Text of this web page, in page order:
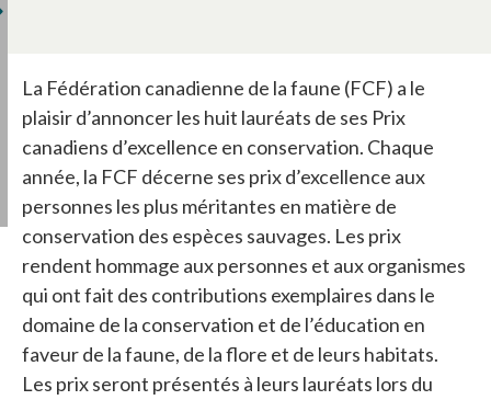
La Fédération canadienne de la faune (FCF) a le
plaisir d’annoncer les huit lauréats de ses Prix
canadiens d’excellence en conservation. Chaque
année, la FCF décerne ses prix d’excellence aux
personnes les plus méritantes en matière de
conservation des espèces sauvages. Les prix
rendent hommage aux personnes et aux organismes
qui ont fait des contributions exemplaires dans le
domaine de la conservation et de l’éducation en
faveur de la faune, de la flore et de leurs habitats.
Les prix seront présentés à leurs lauréats lors du